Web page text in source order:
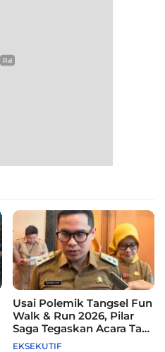
Usai Polemik Tangsel Fun
Walk & Run 2026, Pilar
Saga Tegaskan Acara Tak
Difasilitasi Pemkot
EKSEKUTIF